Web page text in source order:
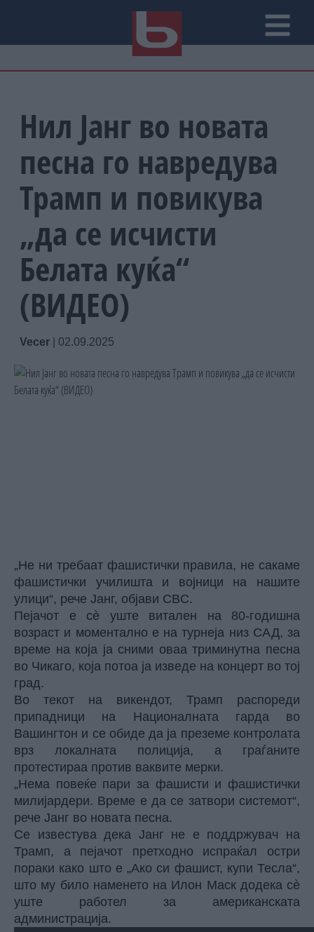
Нил Јанг во новата
песна го навредува
Трамп и повикува
„да се исчисти
Белата куќа“
(ВИДЕО)
Vecer 02.09.2025
„Не ни требаат фашистички правила, не сакаме
фашистички училишта и војници на нашите
улици“, рече Јанг, објави CBC.
Пејачот е сè уште витален на 80-годишна
возраст и моментално е на турнеја низ САД, за
време на која ја сними оваа триминутна песна
во Чикаго, која потоа ја изведе на концерт во тој
град.
Во текот на викендот, Трамп распореди
припадници на Националната гарда во
Вашингтон и се обиде да ја преземе контролата
врз локалната полиција, а граѓаните
протестираа против ваквите мерки.
„Нема повеќе пари за фашисти и фашистички
милијардери. Време е да се затвори системот“,
рече Јанг во новата песна.
Се известува дека Јанг не е поддржувач на
Трамп, а пејачот претходно испраќал остри
пораки како што е „Ако си фашист, купи Тесла“,
што му било наменето на Илон Маск додека сè
уште работел за американската
администрација.